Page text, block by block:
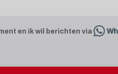
en ik wil berichten via